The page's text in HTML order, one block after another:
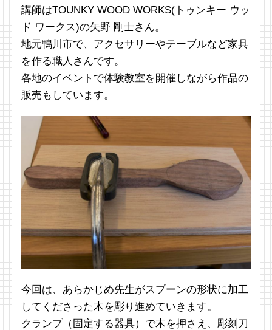
講師はTOUNKY WOOD WORKS(トゥンキー ウッ
ド ワークス)の矢野 剛士さん。
地元鴨川市で、アクセサリーやテーブルなど家具
を作る職人さんです。
各地のイベントで体験教室を開催しながら作品の
販売もしています。
今回は、あらかじめ先生がスプーンの形状に加工
してくださった木を彫り進めていきます。
クランプ（固定する器具）で木を押さえ、彫刻刀